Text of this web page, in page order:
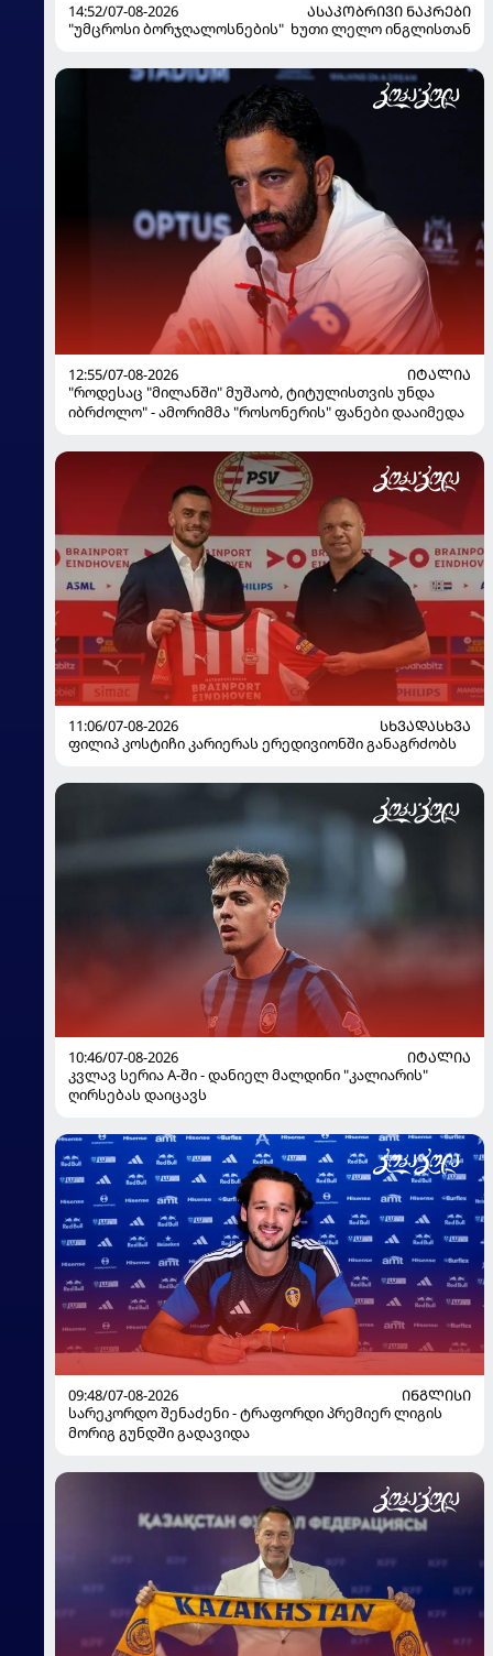
14:52/07-08-2026
ᲐᲡᲐᲙᲝᲑᲠᲘᲕᲘ ᲜᲐᲙᲠᲔᲑᲘ
"უმცროსი ბორჯღალოსნების" ხუთი ლელო ინგლისთან
12:55/07-08-2026
ᲘᲢᲐᲚᲘᲐ
"როდესაც "მილანში" მუშაობ, ტიტულისთვის უნდა
იბრძოლო" - ამორიმმა "როსონერის" ფანები დააიმედა
11:06/07-08-2026
ᲡᲮᲕᲐᲓᲐᲡᲮᲕᲐ
ფილიპ კოსტიჩი კარიერას ერედივიონში განაგრძობს
10:46/07-08-2026
ᲘᲢᲐᲚᲘᲐ
კვლავ სერია A-ში - დანიელ მალდინი "კალიარის"
ღირსებას დაიცავს
09:48/07-08-2026
ᲘᲜᲒᲚᲘᲡᲘ
სარეკორდო შენაძენი - ტრაფორდი პრემიერ ლიგის
მორიგ გუნდში გადავიდა